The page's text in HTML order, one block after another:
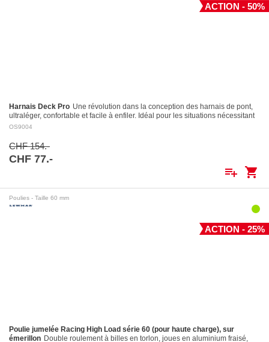
ACTION - 50%
Harnais Deck Pro Une révolution dans la conception des harnais de pont,
ultraléger, confortable et facile à enfiler. Idéal pour les situations nécessitant
le port…
OS9004
CHF 154.-
CHF 77.-
playlist_add shopping_cart
Poulies - Taille 60 mm
ACTION - 25%
Poulie jumelée Racing High Load série 60 (pour haute charge), sur
émerillon Double roulement à billes en torlon, joues en aluminium fraisé,